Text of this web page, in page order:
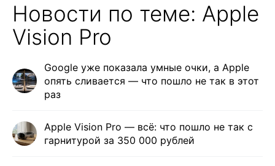
Новости по теме: Apple
Vision Pro
Google уже показала умные очки, а Apple
опять сливается — что пошло не так в этот
раз
Apple Vision Pro — всё: что пошло не так с
гарнитурой за 350 000 рублей